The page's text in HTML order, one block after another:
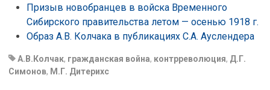
Призыв новобранцев в войска Временного
Сибирского правительства летом — осенью 1918 г.
Образ А.В. Колчака в публикациях С.А. Ауслендера
А.В.Колчак, гражданская война, контрреволюция, Д.Г.
Симонов, М.Г. Дитерихс